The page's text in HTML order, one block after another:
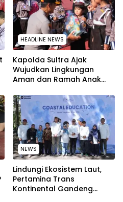
HEADLINE NEWS
Kapolda Sultra Ajak
Wujudkan Lingkungan
Aman dan Ramah Anak
Nasional 2026
NEWS
Lindungi Ekosistem Laut,
Pertamina Trans
Kontinental Gandeng